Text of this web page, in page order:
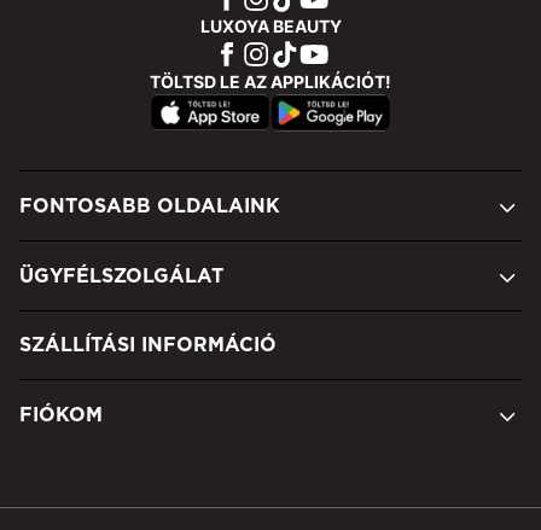
LUXOYA BEAUTY
TÖLTSD LE AZ APPLIKÁCIÓT!
FONTOSABB OLDALAINK
ÜGYFÉLSZOLGÁLAT
SZÁLLÍTÁSI INFORMÁCIÓ
FIÓKOM